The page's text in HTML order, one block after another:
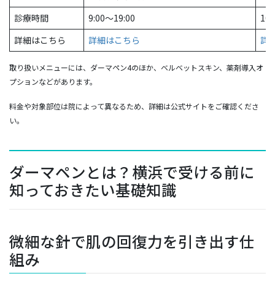
診療時間
9:00〜19:00
詳細はこちら
詳細はこちら 詳
取り扱いメニューには、ダーマペン4のほか、ベルベットスキン、薬剤導入オ
プションなどがあります。
料金や対象部位は院によって異なるため、詳細は公式サイトをご確認くださ
い。
ダーマペンとは？横浜で受ける前に
知っておきたい基礎知識
微細な針で肌の回復力を引き出す仕
組み